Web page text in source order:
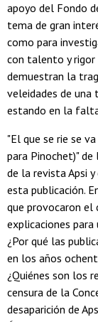
apoyo del Fondo
tema de gran
como para
con talento y rigor
demuestran la
veleidades de una
estando en la
"El que se rie se
para Pinochet)" de
de la revista Apsi
esta publicación.
que provocaron el
explicaciones
¿Por qué las
en los años
¿Quiénes son los
censura de la
desaparición de